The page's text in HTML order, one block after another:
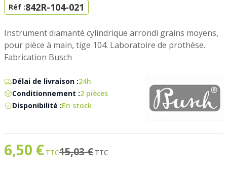
Réf :842R-104-021
Instrument diamanté cylindrique arrondi grains moyens,
pour pièce à main, tige 104. Laboratoire de prothèse.
Fabrication Busch
Délai de livraison :24h
Conditionnement :2 pièces
Disponibilité :En stock
Prix spécial
6,50 € Ancien prix
15,03 €